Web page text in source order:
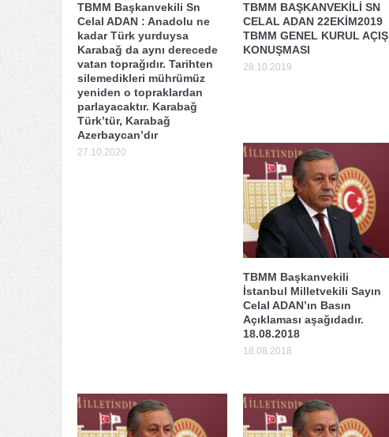
TBMM Başkanvekili Sn
Celal ADAN : Anadolu ne
kadar Türk yurduysa
Karabağ da aynı derecede
vatan toprağıdır. Tarihten
silemedikleri mührümüz
yeniden o topraklardan
parlayacaktır. Karabağ
Türk’tür, Karabağ
Azerbaycan’dır
27.10.2020
TBMM BAŞKANVEKİLİ SN
CELAL ADAN 22EKİM2019
TBMM GENEL KURUL AÇIŞ
KONUŞMASI
28.10.2019
TBMM Başkanvekili
İstanbul Milletvekili Sayın
Celal ADAN’ın Basın
Açıklaması aşağıdadır.
18.08.2018
18.08.2018